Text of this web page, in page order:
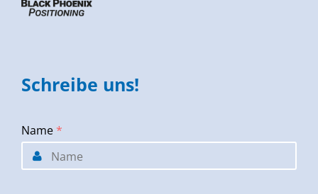
Schreibe uns!
Name *